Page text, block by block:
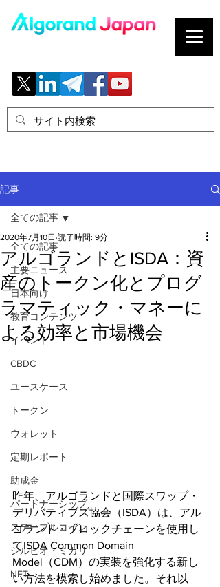
記事
全ての記事
主要ニュース
日本向け
教育コンテンツ
イベント
CBDC
ユースケース
トークン
ウォレット
定期レポート
助成金
パートナーシップ
ステーブルコイン
シルビオ・ミカリ
NFT
全ての記事
アルゴランドとISDA：資
産のトークン化とプログ
ラマティック・マネーに
よる効率と市場機会
2020年7月10日 読了時間: 9分
昨年、アルゴランドと国際スワップ・
デリバティブズ協会（ISDA）は、アル
ゴランド・ブロックチェーンを使用し
てISDA Common Domain
Model（CDM）の実装を強化する新し
い方法を模索し始めました。それ以